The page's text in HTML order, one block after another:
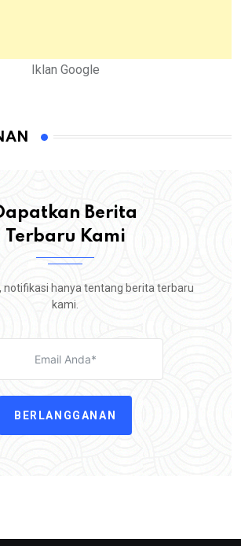
Iklan Google
Berita
Terbaru Kami
notifikasi hanya tentang berita terbaru
kami.
BERLANGGANAN